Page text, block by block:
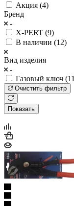
Акция (4)
Бренд
X-PERT (9)
В наличии (12)
Вид изделия
Газовый ключ (11
Очистить фильтр
Показать